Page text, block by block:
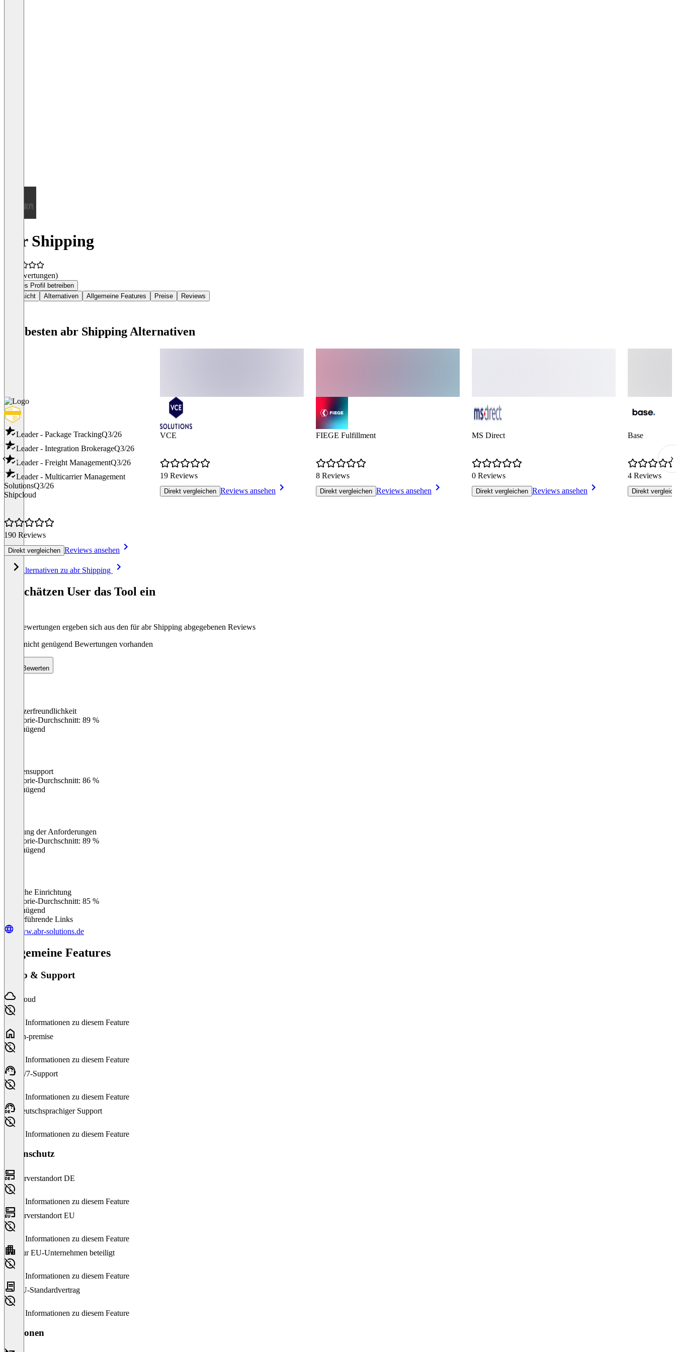
abr Shipping
(0 Bewertungen)
Dieses Profil betreiben
Übersicht
Alternativen Allgemeine Features Preise Reviews
Die besten abr Shipping Alternativen
Leader - Package TrackingQ3/26
Leader - Integration BrokerageQ3/26
Leader - Freight ManagementQ3/26
Leader - Multicarrier Management
SolutionsQ3/26
Shipcloud
190 Reviews
Direkt vergleichen Reviews ansehen
VCE
19 Reviews
Direkt vergleichen Reviews ansehen
FIEGE Fulfillment
8 Reviews
Direkt vergleichen Reviews ansehen
MS Direct
0 Reviews
Direkt vergleichen Reviews ansehen
Base
4 Reviews
Direkt
Item
Alle Alternativen zu abr Shipping
So schätzen User das Tool ein
Die Bewertungen ergeben sich aus den für abr Shipping abgegebenen Reviews
Noch nicht genügend Bewertungen vorhanden
Bewerten
Benutzerfreundlichkeit
Kategorie-Durchschnitt: 89 %
Ungenügend
Kundensupport
Kategorie-Durchschnitt: 86 %
Ungenügend
Erfüllung der Anforderungen
Kategorie-Durchschnitt: 89 %
Ungenügend
Einfache Einrichtung
Kategorie-Durchschnitt: 85 %
Ungenügend
Weiterführende Links
www.abr-solutions.de
Allgemeine Features
Setup & Support
Cloud
Keine Informationen zu diesem Feature
On-premise
Keine Informationen zu diesem Feature
24/7-Support
Keine Informationen zu diesem Feature
Deutschsprachiger Support
Keine Informationen zu diesem Feature
Datenschutz
Serverstandort DE
Keine Informationen zu diesem Feature
Serverstandort EU
Keine Informationen zu diesem Feature
Nur EU-Unternehmen beteiligt
Keine Informationen zu diesem Feature
EU-Standardvertrag
Keine Informationen zu diesem Feature
Versionen